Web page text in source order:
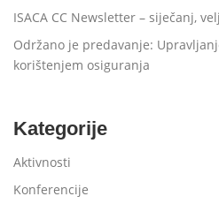
ISACA CC Newsletter – siječanj,
Održano je predavanje:
korištenjem osiguranja
Kategorije
Aktivnosti
Konferencije